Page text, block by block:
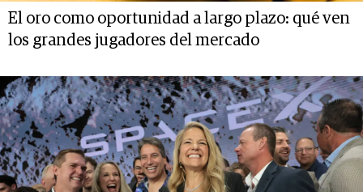
El oro como oportunidad a largo plazo: qué ven
los grandes jugadores del mercado